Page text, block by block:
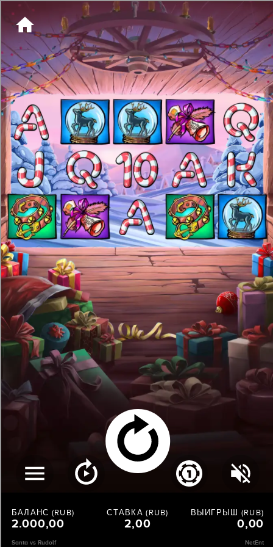
[object HTMLMetaElement]
пополнить счет